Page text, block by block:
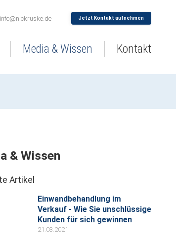
info@nickruske.de Jetzt Kontakt aufnehmen
Media & Wissen Kontakt
& Wissen
Artikel
Einwandbehandlung im
Verkauf - Wie Sie unschlüssige
Kunden für sich gewinnen
21.03.2021